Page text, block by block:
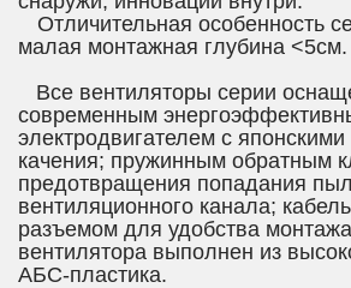
Отличительная особенность
малая монтажная глубина <5см.
Все вентиляторы серии
современным
электродвигателем с
качения; пружинным обратным
предотвращения попадания
вентиляционного канала;
разъемом для удобства
вентилятора выполнен из
АБС-пластика.